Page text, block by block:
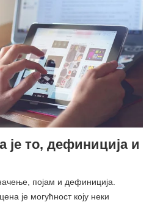
је то, дефиниција и
појам и дефиниција.
је могућност коју неки